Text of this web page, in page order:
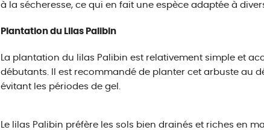
à la sécheresse, ce qui en fait une espèce adaptée à
Plantation du Lilas Palibin
La plantation du lilas Palibin est relativement simple et
débutants. Il est recommandé de planter cet arbuste au
évitant les périodes de gel.
Le lilas Palibin préfère les sols bien drainés et riches en